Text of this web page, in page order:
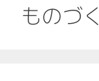
ものづ